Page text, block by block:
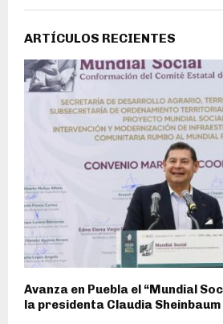
ARTÍCULOS RECIENTES
Avanza en Puebla el “Mundial
la presidenta Claudia Sheinbaum